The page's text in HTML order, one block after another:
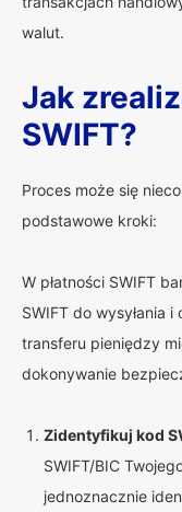
walut.
Jak
SWIFT?
Proces może się
podstawowe kroki:
W płatności SWIFT
SWIFT do wysyłania
transferu pieniędzy
dokonywanie
Zidentyfikuj kod
SWIFT/BIC
jednoznacznie